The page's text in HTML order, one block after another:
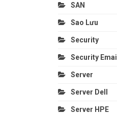
SAN
Sao Lưu
Security
Security Email
Server
Server Dell
Server HPE